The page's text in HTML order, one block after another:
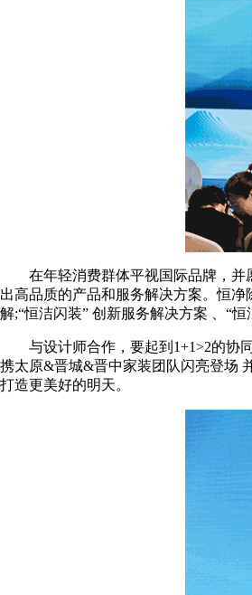
在年轻消费群体平视国际品牌，并
出高品质的产品和服务解决方案。恒
解;“恒洁闪装” 创新服务解决方案 、“
与设计师合作，要起到1+1>2的协同
携太原&晋城&晋中家装团队闪亮登场
打造更美好的明天。